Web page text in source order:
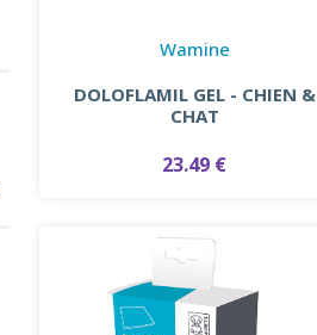
Wamine
DOLOFLAMIL GEL - CHIEN &
CHAT
23.49 €